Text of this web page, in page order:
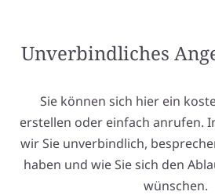
Unverbindliches
Sie können sich hier ein
erstellen oder einfach anrufen.
wir Sie unverbindlich,
haben und wie Sie sich den
wünschen.